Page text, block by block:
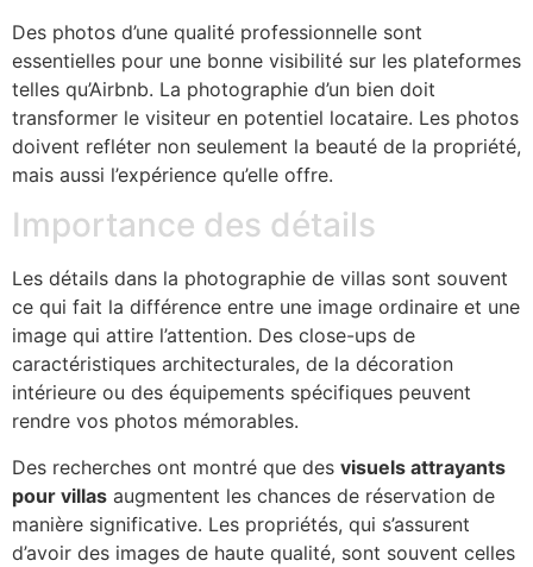
Des photos d’une qualité professionnelle sont
essentielles pour une bonne visibilité sur les plateformes
telles qu’Airbnb. La photographie d’un bien doit
transformer le visiteur en potentiel locataire. Les photos
doivent refléter non seulement la beauté de la propriété,
mais aussi l’expérience qu’elle offre.
Importance des détails
Les détails dans la photographie de villas sont souvent
ce qui fait la différence entre une image ordinaire et une
image qui attire l’attention. Des close-ups de
caractéristiques architecturales, de la décoration
intérieure ou des équipements spécifiques peuvent
rendre vos photos mémorables.
Des recherches ont montré que des visuels attrayants
pour villas augmentent les chances de réservation de
manière significative. Les propriétés, qui s’assurent
d’avoir des images de haute qualité, sont souvent celles